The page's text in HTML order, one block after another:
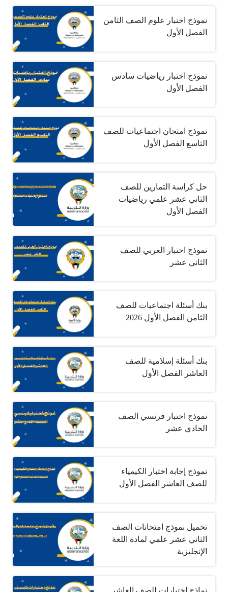
نموذج اختبار علوم الصف الثامن
الفصل الأول
نموذج اختبار رياضيات سادس
الفصل الأول
نموذج امتحان اجتماعيات للصف
التاسع الفصل الأول
حل كراسة التمارين للصف
الثاني عشر علمي رياضيات
الفصل الأول
نموذج اختبار العربي للصف
الثاني عشر
بنك أسئلة اجتماعيات للصف
الثامن الفصل الأول 2026
بنك أسئلة إسلامية للصف
العاشر الفصل الأول
نموذج اختبار فرنسي الصف
الحادي عشر
نموذج إجابة اختبار الكيمياء
للصف العاشر الفصل الأول
تحميل نموذج امتحانات الصف
الثاني عشر علمي لمادة اللغة
الإنجليزية
نماذج اختبارات للصف العاشر